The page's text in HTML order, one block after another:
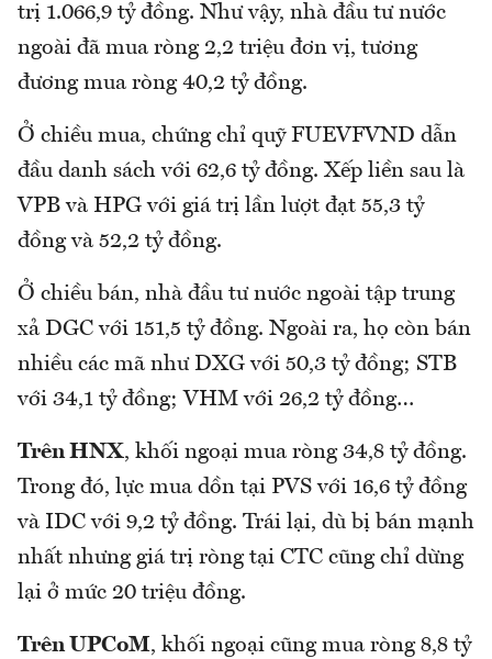
trị 1.066,9 tỷ đồng. Như vậy, nhà đầu tư nước
ngoài đã mua ròng 2,2 triệu đơn vị, tương
đương mua ròng 40,2 tỷ đồng.
Ở chiều mua, chứng chỉ quỹ FUEVFVND dẫn
đầu danh sách với 62,6 tỷ đồng. Xếp liền sau là
VPB và HPG với giá trị lần lượt đạt 55,3 tỷ
đồng và 52,2 tỷ đồng.
Ở chiều bán, nhà đầu tư nước ngoài tập trung
xả DGC với 151,5 tỷ đồng. Ngoài ra, họ còn bán
nhiều các mã như DXG với 50,3 tỷ đồng; STB
với 34,1 tỷ đồng; VHM với 26,2 tỷ đồng…
Trên HNX, khối ngoại mua ròng 34,8 tỷ đồng.
Trong đó, lực mua dồn tại PVS với 16,6 tỷ đồng
và IDC với 9,2 tỷ đồng. Trái lại, dù bị bán mạnh
nhất nhưng giá trị ròng tại CTC cũng chỉ dừng
lại ở mức 20 triệu đồng.
Trên UPCoM, khối ngoại cũng mua ròng 8,8 tỷ